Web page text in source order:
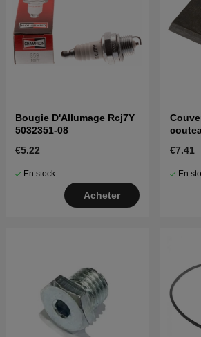
Bougie D'Allumage Rcj7Y
5032351-08
€5.22
En stock
Acheter
€7.41
En